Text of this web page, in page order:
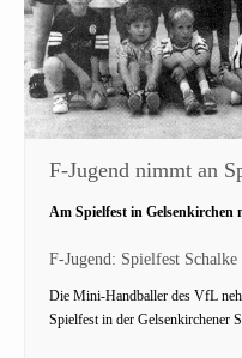
F-Jugend nimmt an
Am Spielfest in
F-Jugend: Spielfest Schalke
Die Mini-Handballer des VfL
Spielfest in der Gelsenkirchener